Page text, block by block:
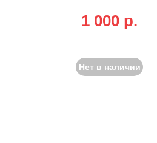
1 000 p.
Нет в наличии